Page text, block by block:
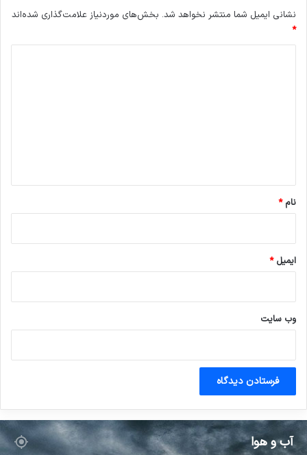
نشانی ایمیل شما منتشر نخواهد شد. بخش‌های موردنیاز علامت‌گذاری شده‌اند
*
نام*
ایمیل*
وب‌ سایت
آب و هوا